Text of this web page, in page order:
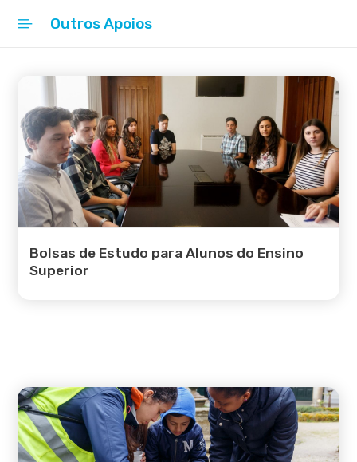
Cidade Educadora
Rede Escolar
Projetos
Apoios
Ação Social Escolar
Refeições Escolares
Outros Apoios
Formação
Outros Apoios
Bolsas de Estudo para Alunos do Ensino
Superior